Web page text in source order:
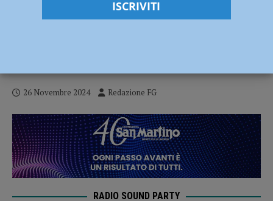
Olio, Coldiretti: “Crescita record per
26 Novembre 2024 Redazione FG
RADIO SOUND PARTY